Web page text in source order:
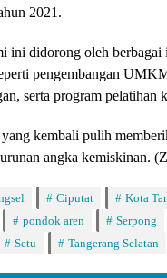
2021.
ini didorong oleh berbagai
pengembangan
serta program pelatihan
kembali pulih
angka kemiskinan.
Ciputat
Kota
pondok aren
Serpong
Setu Tangerang Selatan